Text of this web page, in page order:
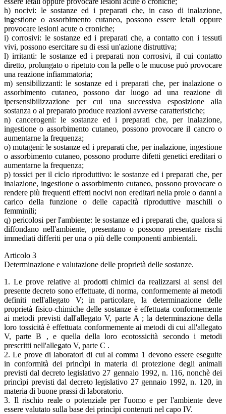
h) nocivi: le sostanze ed i preparati che, in caso di inalazione,
ingestione o assorbimento cutaneo, possono essere letali oppure
provocare lesioni acute o croniche;
i) corrosivi: le sostanze ed i preparati che, a contatto con i tessuti
vivi, possono esercitare su di essi un'azione distruttiva;
l) irritanti: le sostanze ed i preparati non corrosivi, il cui contatto
diretto, prolungato o ripetuto con la pelle o le mucose può provocare
una reazione infiammatoria;
m) sensibilizzanti: le sostanze ed i preparati che, per inalazione o
assorbimento cutaneo, possono dar luogo ad una reazione di
ipersensibilizzazione per cui una successiva esposizione alla
sostanza o al preparato produce reazioni avverse caratteristiche;
n) cancerogeni: le sostanze ed i preparati che, per inalazione,
ingestione o assorbimento cutaneo, possono provocare il cancro o
aumentarne la frequenza;
o) mutageni: le sostanze ed i preparati che, per inalazione, ingestione
o assorbimento cutaneo, possono produrre difetti genetici ereditari o
aumentarne la frequenza;
p) tossici per il ciclo riproduttivo: le sostanze ed i preparati che, per
inalazione, ingestione o assorbimento cutaneo, possono provocare o
rendere più frequenti effetti nocivi non ereditari nella prole o danni a
carico della funzione o delle capacità riproduttive maschili o
femminili;
q) pericolosi per l'ambiente: le sostanze ed i preparati che, qualora si
diffondano nell'ambiente, presentano o possono presentare rischi
immediati differiti per una o più delle componenti ambientali.
Articolo 3
Determinazione e valutazione delle proprietà delle sostanze.
1. Le prove relative ai prodotti chimici da realizzarsi ai sensi del
presente decreto sono effettuate, di norma, conformemente ai metodi
definiti nell'allegato V; in particolare, la determinazione delle
proprietà fisico-chimiche delle sostanze è effettuata conformemente
ai metodi previsti dall'allegato V, parte A ; la determinazione della
loro tossicità è effettuata conformemente ai metodi di cui all'allegato
V, parte B , e quella della loro ecotossicità secondo i metodi
prescritti nell'allegato V, parte C .
2. Le prove di laboratori di cui al comma 1 devono essere eseguite
in conformità dei princìpi in materia di protezione degli animali
previsti dal decreto legislativo 27 gennaio 1992, n. 116, nonchè dei
princìpi previsti dal decreto legislativo 27 gennaio 1992, n. 120, in
materia di buone prassi di laboratorio.
3. Il rischio reale o potenziale per l'uomo e per l'ambiente deve
essere valutato sulla base dei princìpi contenuti nel capo IV.